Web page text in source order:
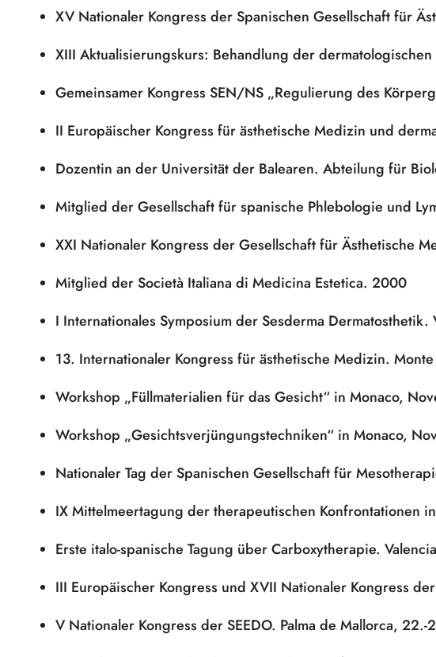
XV Nationaler Kongress der Spanischen Gesellschaft für
XIII Aktualisierungskurs: Behandlung der
Gemeinsamer Kongress SEN/NS „Regulierung des
II Europäischer Kongress für ästhetische Medizin und
Dozentin an der Universität der Balearen. Abteilung für
Mitglied der Gesellschaft für spanische Phlebologie und
XXI Nationaler Kongress der Gesellschaft für Ästhetische
Mitglied der Società Italiana di Medicina Estetica. 2000
I Internationales Symposium der Sesderma
13. Internationaler Kongress für ästhetische Medizin.
Workshop „Füllmaterialien für das Gesicht“ in Monaco,
Workshop „Gesichtsverjüngungstechniken“ in Monaco,
Nationaler Tag der Spanischen Gesellschaft für
IX Mittelmeertagung der therapeutischen Konfrontationen
Erste italo-spanische Tagung über Carboxytherapie.
III Europäischer Kongress und XVII Nationaler Kongress
V Nationaler Kongress der SEEDO. Palma de Mallorca,